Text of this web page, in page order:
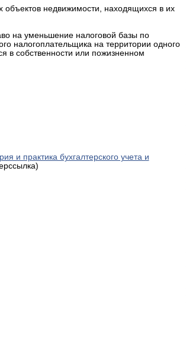
объектов недвижимости, находящихся в их
на уменьшение налоговой базы по
налогоплательщика на территории одного
в собственности или пожизненном
и практика бухгалтерского учета и